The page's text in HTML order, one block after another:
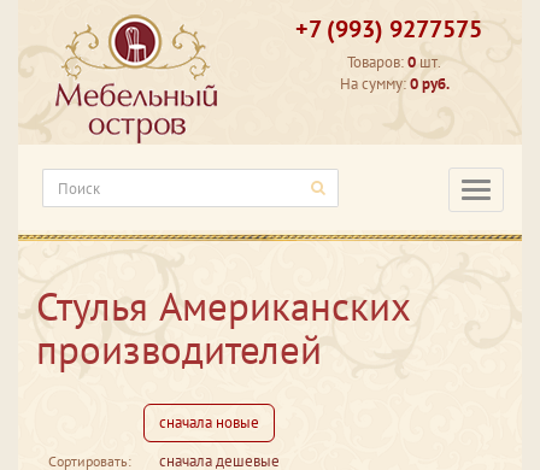
+7 (993) 9277575
Товаров:0 шт.
На сумму:0 руб.
Стулья Американских
производителей
Сортировать:
сначала новые
сначала дешевые